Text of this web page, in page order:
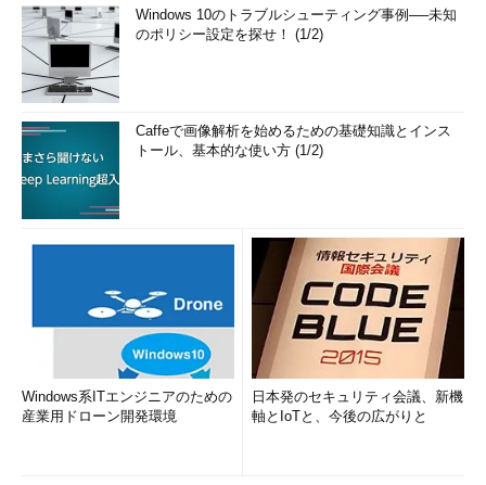
Windows 10のトラブルシューティング事例──未知
のポリシー設定を探せ！ (1/2)
Caffeで画像解析を始めるための基礎知識とインス
トール、基本的な使い方 (1/2)
Windows系ITエンジニアのための
産業用ドローン開発環境
日本発のセキュリティ会議、新機
軸とIoTと、今後の広がりと